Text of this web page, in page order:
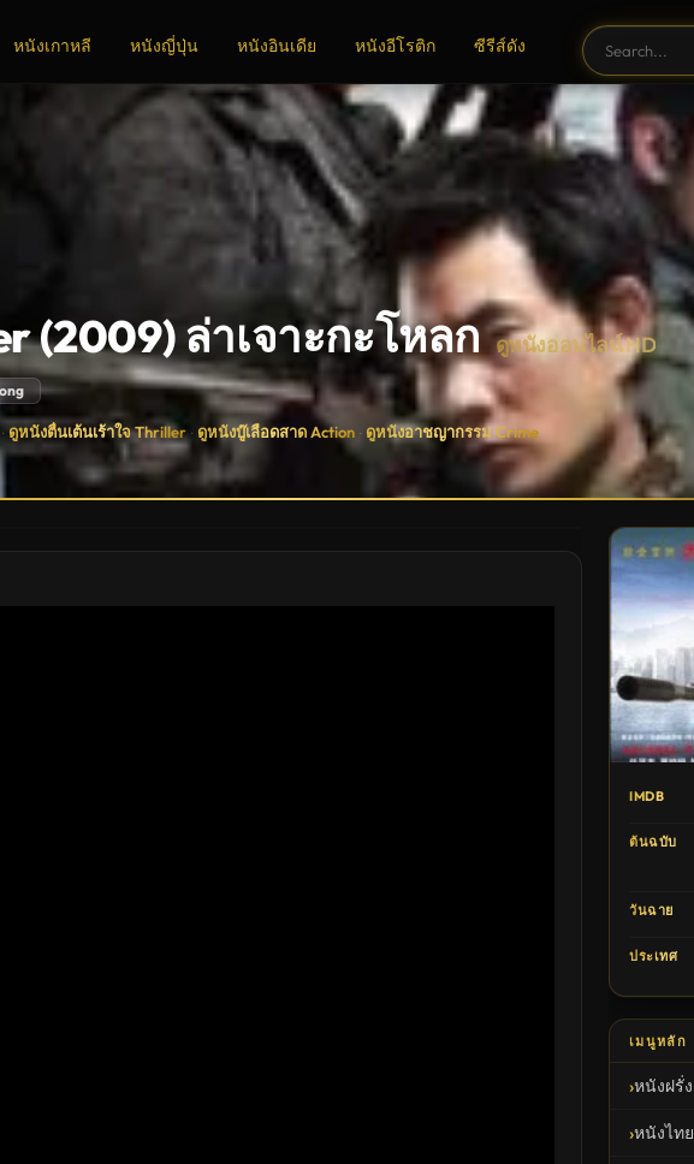
หนังเกาหลี หนังญี่ปุ่น หนังอินเดีย หนังอีโรติก ซีรีส์ดัง
(2009) ล่าเจาะกะโหลก ดูหนังออนไลน์ HD
· ดูหนังตื่นเต้นเร้าใจ Thriller · ดูหนังบู๊เลือดสาด Action · ดูหนังอาชญากรรม Crime
IMDB
ต้นฉบับ
วันฉาย
ประเทศ
เมนูหลัก
หนังฝรั่ง
หนังไทย